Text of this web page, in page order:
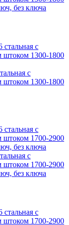
без ключа
с
1300-1800
с
1700-2900
без ключа